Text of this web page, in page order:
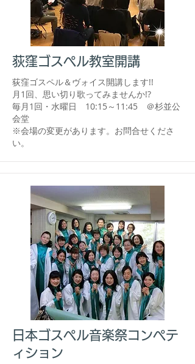
荻窪ゴスペル教室開講
荻窪ゴスペル＆ヴォイス開講します!!
月1回、思い切り歌ってみませんか!?
毎月1回・水曜日 10:15～11:45​ ＠杉並公
会堂
※会場の変更があります。お問合せくださ
い。
日本ゴスペル音楽祭コンペテ
ィション